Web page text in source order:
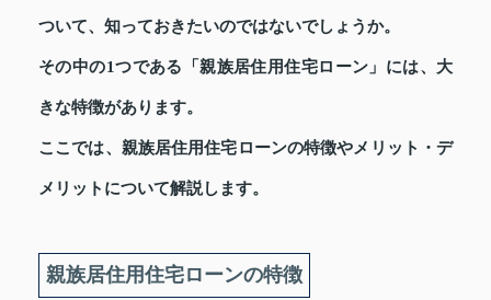
ついて、知っておきたいのではないでしょうか。
その中の1つである「親族居住用住宅ローン」には、大
きな特徴があります。
ここでは、親族居住用住宅ローンの特徴やメリット・デ
メリットについて解説します。
親族居住用住宅ローンの特徴